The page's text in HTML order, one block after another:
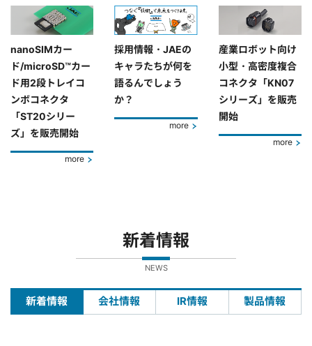
nanoSIMカー
ド/microSD™カー
ド用2段トレイコ
ンボコネクタ
「ST20シリー
ズ」を販売開始
more
採用情報・JAEの
キャラたちが何を
語るんでしょう
か？
more
産業ロボット向け
小型・高密度複合
コネクタ「KN07
シリーズ」を販売
開始
more
新着情報
NEWS
新着情報 会社情報 IR情報 製品情報